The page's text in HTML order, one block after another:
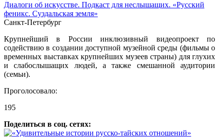
Диалоги об искусстве. Подкаст для неслышащих. «Русский
феникс. Суздальская земля»
Санкт-Петербург
Крупнейший в России инклюзивный видеопроект по
содействию в создании доступной музейной среды (фильмы о
временных выставках крупнейших музеев страны) для глухих
и слабослышащих людей, а также смешанной аудитории
(семьи).
Проголосовало:
195
Поделиться в соц. сетях: